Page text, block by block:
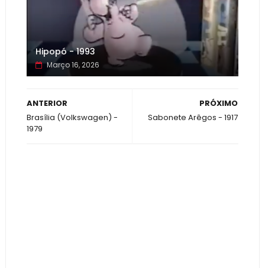
Hipopó - 1993
Março 16, 2026
PRÓXIMO
Sabonete Arêgos - 1917
ANTERIOR
Brasília (Volkswagen) -
1979